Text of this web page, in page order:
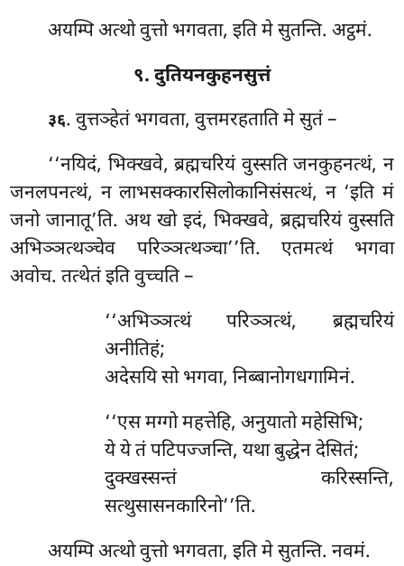
अयम्पिअत्थो वुत्तो भगवता, इति मे सुतन्ति. अट्ठमं.
९. दुतियनकुहनसुत्तं
३६. वुत्तञ्हेतं भगवता, वुत्तमरहताति मे सुतं –
‘‘नयिदं, भिक्खवे, ब्रह्मचरियं वुस्सति जनकुहनत्थं, न
जनलपनत्थं, न लाभसक्कारसिलोकानिसंसत्थं, न ‘इति मं
जनो जानातू’ति. अथ खो इदं, भिक्खवे, ब्रह्मचरियं वुस्सति
अभिञ्ञत्थञ्चेव परिञ्ञत्थञ्चा’’ति. एतमत्थं भगवा
अवोच. तत्थेतं इति वुच्चति –
‘‘अभिञ्ञत्थं परिञ्ञत्थं, ब्रह्मचरियं
अनीतिहं;
अदेसयि सो भगवा, निब्बानोगधगामिनं.
‘‘एस मग्गो महत्तेहि, अनुयातो महेसिभि;
ये ये तं पटिपज्जन्ति, यथा बुद्धेन देसितं;
दुक्खस्सन्तं करिस्सन्ति,
सत्थुसासनकारिनो’’ति.
अयम्पि अत्थो वुत्तो भगवता, इति मे सुतन्ति. नवमं.